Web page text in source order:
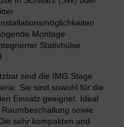
Montage
Stativhülse
sind die IMG Stage
Sie sind sowohl für die
Einsatz geeignet. Ideal
sowie
sehr kompakten und